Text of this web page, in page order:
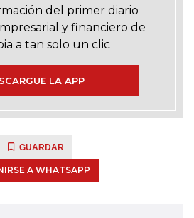
del primer diario
y financiero de
a tan solo un clic
LA APP
GUARDAR
A WHATSAPP